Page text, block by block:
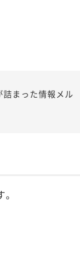
詰まった情報メル